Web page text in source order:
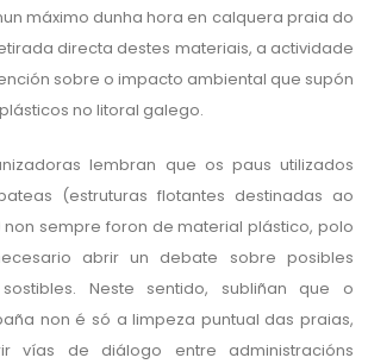
máximo dunha hora en calquera praia do
directa destes materiais, a actividade
sobre o impacto ambiental que supón
no litoral galego.
lembran que os paus utilizados
(estruturas flotantes destinadas ao
non sempre foron de material plástico, polo
abrir un debate sobre posibles
Neste sentido, subliñan que o
non é só a limpeza puntual das praias,
vías de diálogo entre administracións